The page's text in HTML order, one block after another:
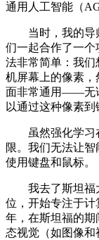
通用人工智能（
当时，我的导师
们一起合作了一个
法非常简单：我
机屏幕上的像素
面非常通用——无
以通过这种像素到
虽然强化学习在
限。我们无法让
使用键盘和鼠标。
我去了斯坦福大
位，开始专注于计
年，在斯坦福的
态视觉（如图像